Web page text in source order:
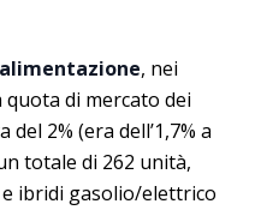
, nei
quota di mercato dei
2% (era dell’1,7% a
totale di 262 unità,
ibridi gasolio/elettrico